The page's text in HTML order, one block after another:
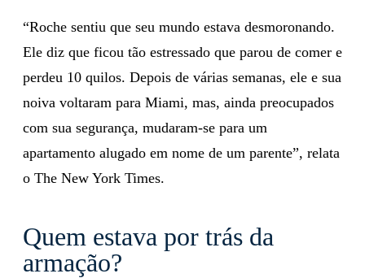
“Roche sentiu que seu mundo estava desmoronando.
Ele diz que ficou tão estressado que parou de comer e
perdeu 10 quilos. Depois de várias semanas, ele e sua
noiva voltaram para Miami, mas, ainda preocupados
com sua segurança, mudaram-se para um
apartamento alugado em nome de um parente”, relata
o The New York Times.
Quem estava por trás da
armação?